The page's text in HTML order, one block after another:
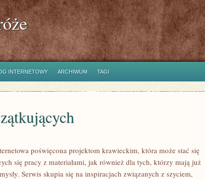
INTERNETOWY ARCHIWUM TAGI
poświęcona projektom krawieckim, która może stać się
się pracy z materiałami, jak również dla tych, którzy mają już
Serwis skupia się na inspiracjach związanych z szyciem,